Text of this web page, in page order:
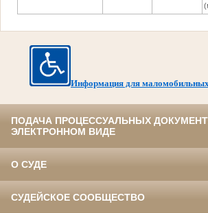
Информация для маломобильных
ПОДАЧА ПРОЦЕССУАЛЬНЫХ
ЭЛЕКТРОННОМ ВИДЕ
О СУДЕ
СУДЕЙСКОЕ СООБЩЕСТВО